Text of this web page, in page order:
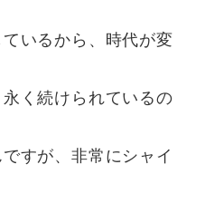
いるから、時代が変
く続けられているの
すが、非常にシャイ